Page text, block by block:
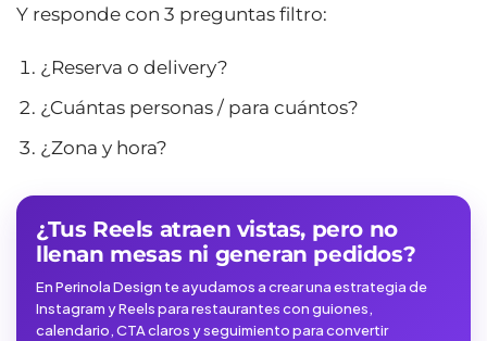
Y responde con 3 preguntas filtro:
¿Reserva o delivery?
¿Cuántas personas / para cuántos?
¿Zona y hora?
¿Tus Reels atraen vistas, pero no
llenan mesas ni generan pedidos?
En Perinola Design te ayudamos a crear una estrategia de
Instagram y Reels para restaurantes con guiones,
calendario, CTA claros y seguimiento para convertir